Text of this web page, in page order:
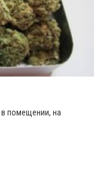
в помещении, на